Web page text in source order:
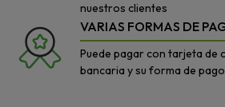
nuestros clientes
VARIAS FORMAS DE
Puede pagar con tarjeta de
bancaria y su forma de